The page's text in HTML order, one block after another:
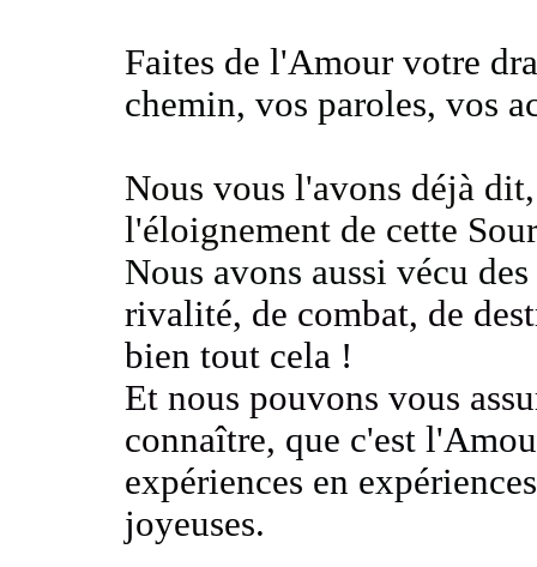
Faites de l'Amour votre
chemin, vos paroles, vos
Nous vous l'avons déjà
l'éloignement de cette
Nous avons aussi vécu
rivalité, de combat, de
bien tout cela !
Et nous pouvons vous
connaître, que c'est
expériences en
joyeuses.